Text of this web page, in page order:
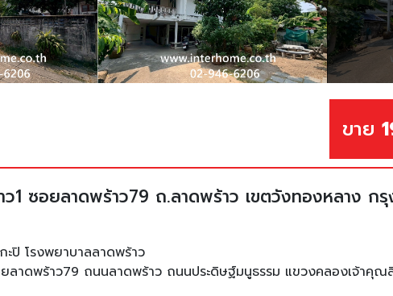
ขาย
ว1 ซอยลาดพร้าว79 ถ.ลาดพร้าว เขตวังทองหลาง ก
ะปิ โรงพยาบาลลาดพร้าว
ยลาดพร้าว79 ถนนลาดพร้าว ถนนประดิษฐ์มนูธรรม แขวงคลองเจ้าคุ